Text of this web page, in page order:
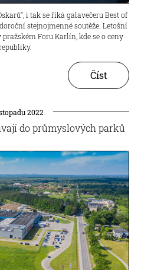
i tak se říká galavečeru Best of
stejnojmenné soutěže. Letošní
Foru Karlín, kde se o ceny
Číst
2022
do průmyslových parků